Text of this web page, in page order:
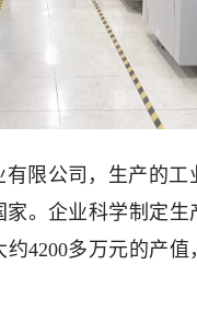
限公司，生产的工
。企业科学制定
4200多万元的产值